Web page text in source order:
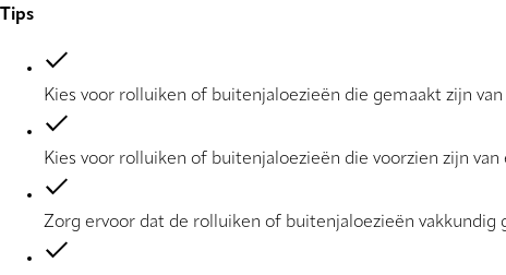
Tips
Kies voor rolluiken of buitenjaloezieën die gemaakt zijn
Kies voor rolluiken of buitenjaloezieën die voorzien zijn
Zorg ervoor dat de rolluiken of buitenjaloezieën vakkundig